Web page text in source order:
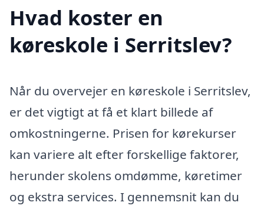
Hvad koster en
køreskole i Serritslev?
Når du overvejer en køreskole i Serritslev,
er det vigtigt at få et klart billede af
omkostningerne. Prisen for kørekurser
kan variere alt efter forskellige faktorer,
herunder skolens omdømme, køretimer
og ekstra services. I gennemsnit kan du